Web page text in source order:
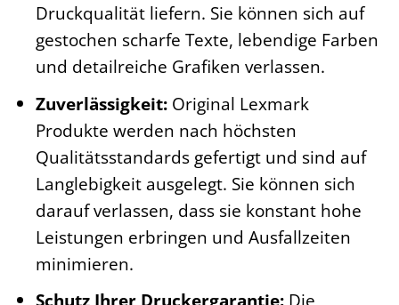
Druckqualität liefern. Sie können sich auf
gestochen scharfe Texte, lebendige Farben
und detailreiche Grafiken verlassen.
Zuverlässigkeit:Original Lexmark
Produkte werden nach höchsten
Qualitätsstandards gefertigt und sind auf
Langlebigkeit ausgelegt. Sie können sich
darauf verlassen, dass sie konstant hohe
Leistungen erbringen und Ausfallzeiten
minimieren.